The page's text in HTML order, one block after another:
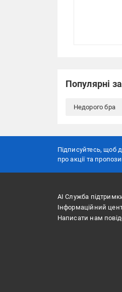
Популярні
Недорого бра
Підписуйтесь, щоб
про акції та
АІ Служба
Інформаційний
Написати нам